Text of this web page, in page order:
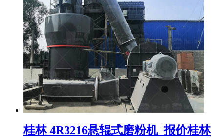
桂林 4R3216悬辊式磨粉机_报价桂林